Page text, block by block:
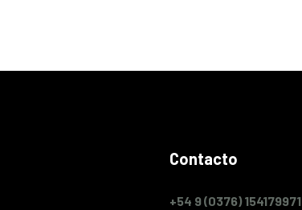
Contacto
+54 9 (0376) 154179971